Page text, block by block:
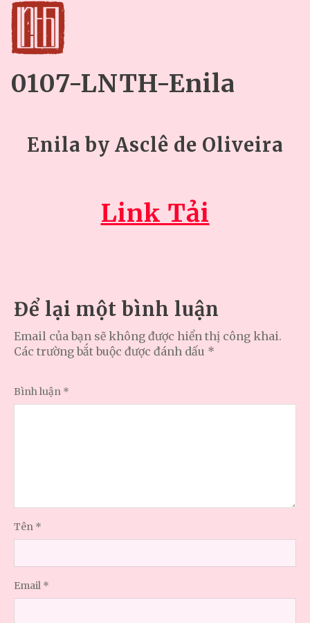
0107-LNTH-Enila
Enila by Asclê de Oliveira
Link Tải
Để lại một bình luận
Email của bạn sẽ không được hiển thị công khai.
Các trường bắt buộc được đánh dấu *
Bình luận *
Tên *
Email *